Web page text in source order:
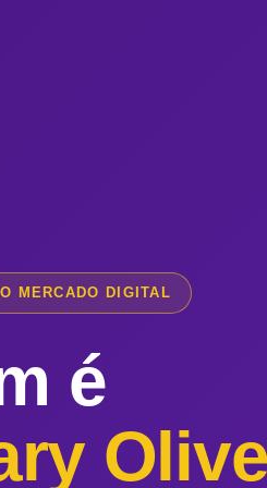
MERCADO DIGITAL
é